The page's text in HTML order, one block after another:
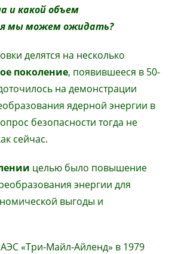
и какой объем
мы можем ожидать?
делятся на несколько
поколение, появившееся в 50-
на демонстрации
ядерной энергии в
безопасности тогда не
сейчас.
целью было повышение
энергии для
выгоды и
«Три-Майл-Айленд» в 1979